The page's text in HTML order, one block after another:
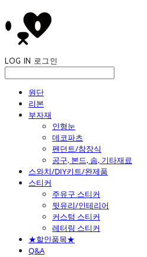
LOG IN 로그인
원단
리본
부자재
인형눈
데코파츠
펜던트/참장식
공구, 본드, 솜, 기타재료
스와치/DIY키트/완제품
스티커
주유구 스티커
뒷유리/인테리어
커스텀 스티커
레터링 스티커
★할인품목★
Q&A